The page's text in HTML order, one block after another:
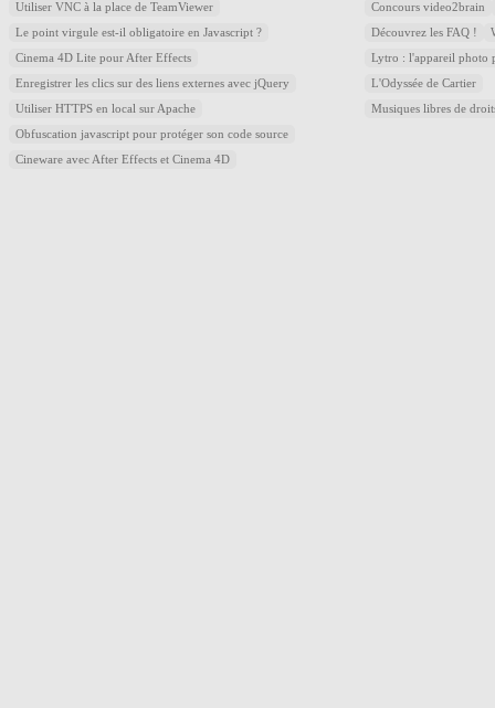
Utiliser VNC à la place de TeamViewer
Le point virgule est-il obligatoire en Javascript ?
Cinema 4D Lite pour After Effects
Enregistrer les clics sur des liens externes avec jQuery
Utiliser HTTPS en local sur Apache
Obfuscation javascript pour protéger son code source
Cineware avec After Effects et Cinema 4D
Concours video2brain
Découvrez les FAQ !
Lytro : l'appareil photo
L'Odyssée de Cartier
Musiques libres de